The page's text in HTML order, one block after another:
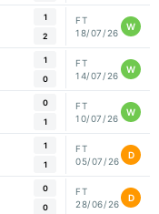
1
2
FT
18/07/26
W
1
0
FT
14/07/26
W
0
1
FT
10/07/26
W
1
1
FT
05/07/26
D
0
0
FT
28/06/26
D